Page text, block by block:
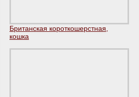
Британская короткошерстная,
кошка